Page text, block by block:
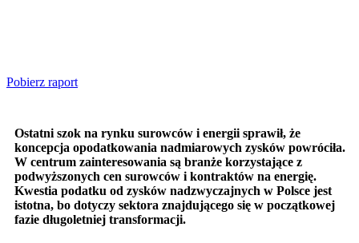
Pobierz raport
Ostatni szok na rynku surowców i energii sprawił, że
koncepcja opodatkowania nadmiarowych zysków powróciła.
W centrum zainteresowania są branże korzystające z
podwyższonych cen surowców i kontraktów na energię.
Kwestia podatku od zysków nadzwyczajnych w Polsce jest
istotna, bo dotyczy sektora znajdującego się w początkowej
fazie długoletniej transformacji.